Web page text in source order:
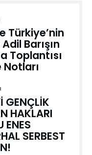
Türkiye’nin
Barışın
Toplantısı
GENÇLİK
HAKLARI
ENES
SERBEST